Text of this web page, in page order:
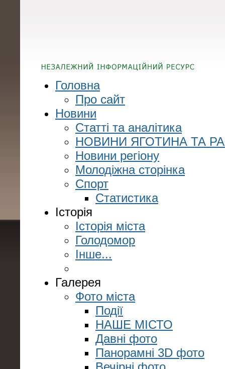
Головна
Про сайт
Новини
Статті та аналітика
НОВИНИ ЯГОТИНА ТА
Новини регіону
Молодіжна сторінка
Спорт
Статистика
Історія
Історія міста
Голодомор
Інше...
Галерея
Фото міста
Події
НАШЕ МІСТО
Давні фото
Панорамні 3D фото